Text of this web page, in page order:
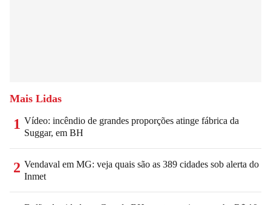
Mais Lidas
1 Vídeo: incêndio de grandes proporções atinge fábrica da
Suggar, em BH
2 Vendaval em MG: veja quais são as 389 cidades sob alerta do
Inmet